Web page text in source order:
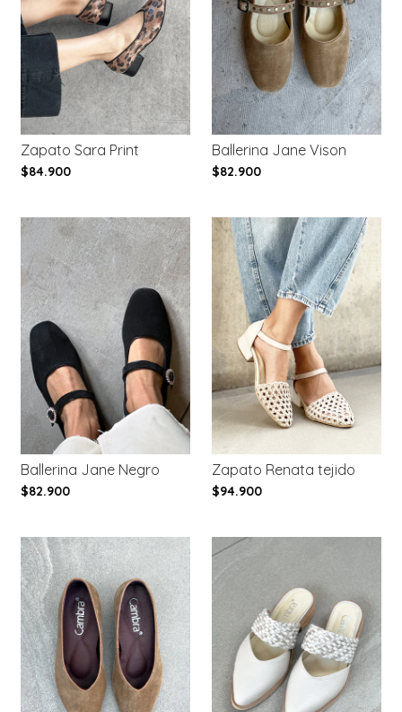
Zapato Sara Print
$84.900
Ballerina Jane Vison
$82.900
Ballerina Jane Negro
$82.900
Zapato Renata tejido
$94.900